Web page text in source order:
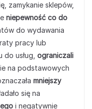
zamykanie sklepów,
niepewność co do
do wydawania
pracy lub
usług, ograniczali
na podstawowych
mniejszy
się na
i negatywnie